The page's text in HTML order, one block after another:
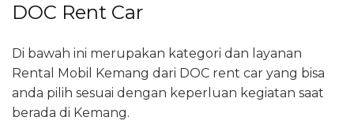
DOC Rent Car
Di bawah ini merupakan kategori dan layanan
Rental Mobil Kemang dari DOC rent car yang bisa
anda pilih sesuai dengan keperluan kegiatan saat
berada di Kemang.